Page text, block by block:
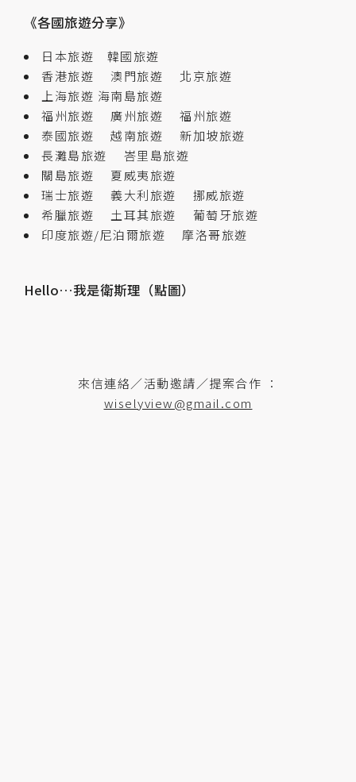
《各國旅遊分享》
日本旅遊
韓國旅遊
香港旅遊
澳門旅遊
北京旅遊
上海旅遊 海南島旅遊
福州旅遊
廣州旅遊
福州旅遊
泰國旅遊
越南旅遊
新加坡旅遊
長灘島旅遊
峇里島旅遊
關島旅遊
夏威夷旅遊
瑞士旅遊
義大利旅遊
挪威旅遊
希臘旅遊
土耳其旅遊
葡萄牙旅遊
印度旅遊/尼泊爾旅遊
摩洛哥旅遊
Hello…我是衛斯理（點圖）
來信連絡／活動邀請／提案合作 ：
wiselyview@gmail.com